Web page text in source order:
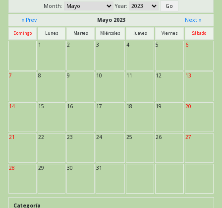
Month:
Year:
« Prev
Mayo 2023 Next »
Domingo Lunes Martes Miércoles Jueves Viernes Sábado
1 2 3 4 5 6
7 8 9 10 11 12 13
14 15 16 17 18 19 20
21 22 23 24 25 26 27
28 29 30 31
Categoría